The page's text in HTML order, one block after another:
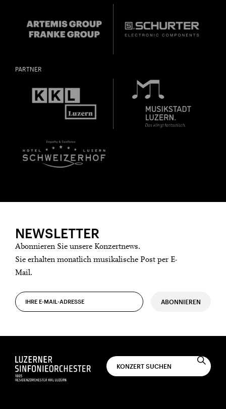
PARTNER
NEWSLETTER
Abonnieren Sie unsere Konzertnews.
Sie erhalten monatlich musikalische Post per E-
Mail.
ABONNIEREN